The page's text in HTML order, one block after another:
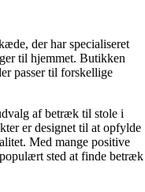
der har specialiseret
til hjemmet. Butikken
passer til forskellige
af betræk til stole i
er designet til at opfylde
Med mange positive
sted at finde betræk